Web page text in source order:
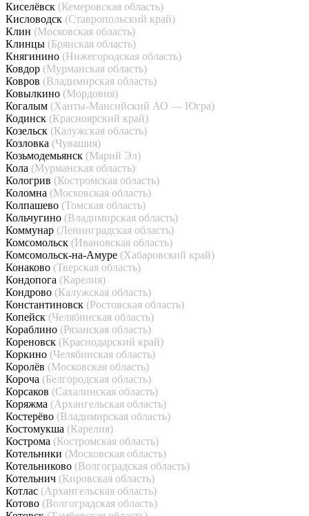
Киселёвск (Кемеровская область)
Кисловодск (Ставропольский край)
Клин (Московская область)
Клинцы (Брянская область)
Княгинино (Нижегородская область)
Ковдор (Мурманская область)
Ковров (Владимирская область)
Ковылкино (Мордовия)
Когалым (Ханты-Мансийский АО — Югра)
Кодинск (Красноярский край)
Козельск (Калужская область)
Козловка (Чувашия)
Козьмодемьянск (Марий Эл)
Кола (Мурманская область)
Кологрив (Костромская область)
Коломна (Московская область)
Колпашево (Томская область)
Кольчугино (Владимирская область)
Коммунар (Ленинградская область)
Комсомольск (Ивановская область)
Комсомольск-на-Амуре (Хабаровский край)
Конаково (Тверская область)
Кондопога (Карелия)
Кондрово (Калужская область)
Константиновск (Ростовская область)
Копейск (Челябинская область)
Кораблино (Рязанская область)
Кореновск (Краснодарский край)
Коркино (Челябинская область)
Королёв (Московская область)
Короча (Белгородская область)
Корсаков (Сахалинская область)
Коряжма (Архангельская область)
Костерёво (Владимирская область)
Костомукша (Карелия)
Кострома (Костромская область)
Котельники (Московская область)
Котельниково (Волгоградская область)
Котельнич (Кировская область)
Котлас (Архангельская область)
Котово (Волгоградская область)